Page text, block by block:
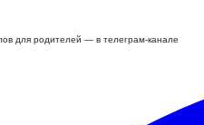
для родителей — в телеграм-канале